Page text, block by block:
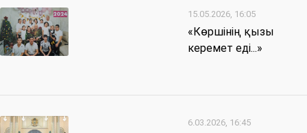
15.05.2026, 16:05
«Көршінің қызы
керемет еді...»
6.03.2026, 16:45